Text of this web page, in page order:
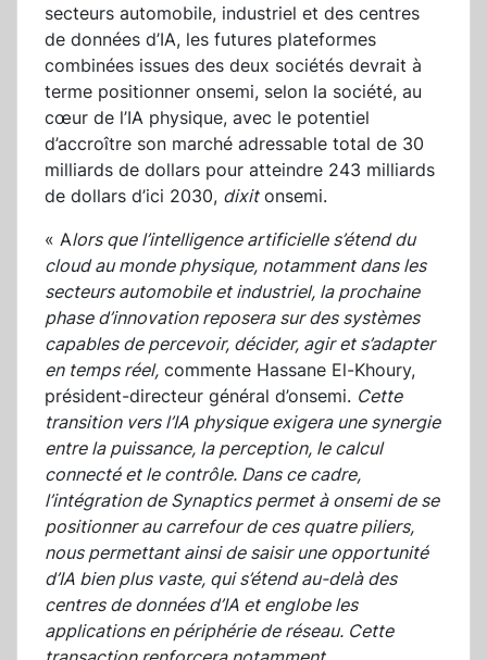
secteurs automobile, industriel et des centres
de données d’IA, les futures plateformes
combinées issues des deux sociétés devrait à
terme positionner onsemi, selon la société, au
cœur de l’IA physique, avec le potentiel
d’accroître son marché adressable total de 30
milliards de dollars pour atteindre 243 milliards
de dollars d’ici 2030, dixitonsemi.
« Alors que l’intelligence artificielle s’étend du
cloud au monde physique, notamment dans les
secteurs automobile et industriel, la prochaine
phase d’innovation reposera sur des systèmes
capables de percevoir, décider, agir et s’adapter
en temps réel, commente Hassane El-Khoury,
président-directeur général d’onsemi. Cette
transition vers l’IA physique exigera une synergie
entre la puissance, la perception, le calcul
connecté et le contrôle. Dans ce cadre,
l’intégration de Synaptics permet à onsemi de se
positionner au carrefour de ces quatre piliers,
nous permettant ainsi de saisir une opportunité
d’IA bien plus vaste, qui s’étend au-delà des
centres de données d’IA et englobe les
applications en périphérie de réseau. Cette